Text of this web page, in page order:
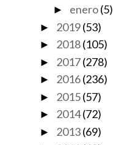
► enero (5)
► 2019(53)
► 2018(105)
► 2017(278)
► 2016(236)
► 2015(57)
► 2014(72)
► 2013(69)